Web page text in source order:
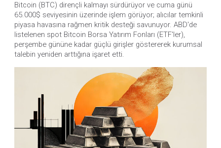
Bitcoin (BTC) dirençli kalmayı sürdürüyor ve cuma günü
65.000$ seviyesinin üzerinde işlem görüyor; alıcılar temkinli
piyasa havasına rağmen kritik desteği savunuyor. ABD'de
listelenen spot Bitcoin Borsa Yatırım Fonları (ETF'ler),
perşembe gününe kadar güçlü girişler göstererek kurumsal
talebin yeniden arttığına işaret etti.